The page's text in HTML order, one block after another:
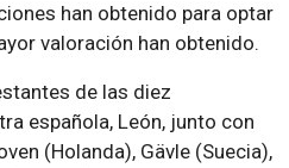
han obtenido para optar
valoración han obtenido.
de las diez
española, León, junto con
(Holanda), Gävle (Suecia),